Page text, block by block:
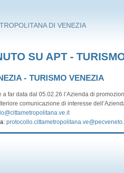
DI VENEZIA
SU APT -
- TURISMO VENEZIA
a far data dal 05.02.26 l’Azienda di
comunicazione di interesse
: